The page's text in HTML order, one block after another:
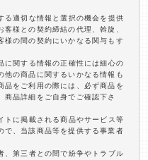
る適切な情報と選択の機会を提供
様との契約締結の代理、斡旋、
様の間の契約にいかなる関与もす
に関する情報の正確性には細心の
他の商品に関するいかなる情報も
品をご利用の際には、必ず商品を
品詳細をご自身でご確認下さ
トに掲載される商品やサービス等
で、当該商品等を提供する事業者
、第三者との間で紛争やトラブル